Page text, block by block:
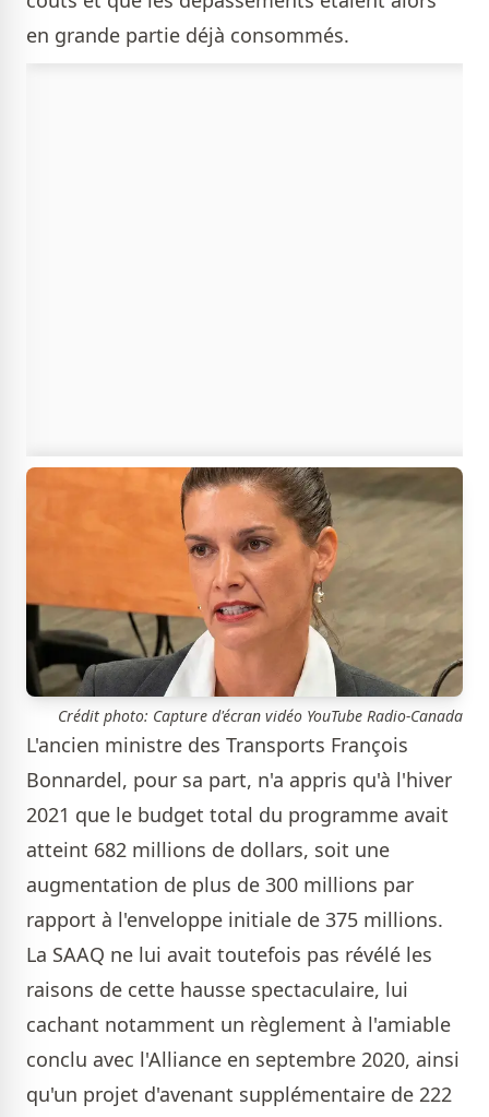
en grande partie déjà consommés.
Crédit photo: Capture d'écran vidéo YouTube Radio-Canada
L'ancien ministre des Transports François
Bonnardel, pour sa part, n'a appris qu'à l'hiver
2021 que le budget total du programme avait
atteint 682 millions de dollars, soit une
augmentation de plus de 300 millions par
rapport à l'enveloppe initiale de 375 millions.
La SAAQ ne lui avait toutefois pas révélé les
raisons de cette hausse spectaculaire, lui
cachant notamment un règlement à l'amiable
conclu avec l'Alliance en septembre 2020, ainsi
qu'un projet d'avenant supplémentaire de 222